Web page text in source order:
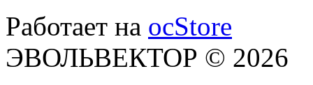
Работает на ocStore
ЭВОЛЬВЕКТОР © 2026